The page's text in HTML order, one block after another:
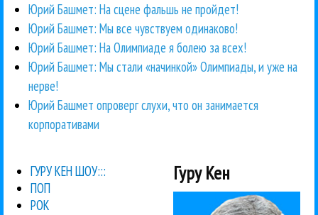
Юрий Башмет: На сцене фальшь не пройдет!
Юрий Башмет: Мы все чувствуем одинаково!
Юрий Башмет: На Олимпиаде я болею за всех!
Юрий Башмет: Мы стали «начинкой» Олимпиады, и уже на
нерве!
Юрий Башмет опроверг слухи, что он занимается
корпоративами
ГУРУ КЕН ШОУ:::
ПОП
РОК
Гуру Кен